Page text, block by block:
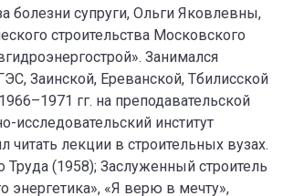
болезни супруги, Ольги Яковлевны,
строительства Московского
Занимался
Заинской, Ереванской, Тбилисской
гг. на преподавательской
институт
читать лекции в строительных вузах.
(1958); Заслуженный строитель
энергетика», «Я верю в мечту»,